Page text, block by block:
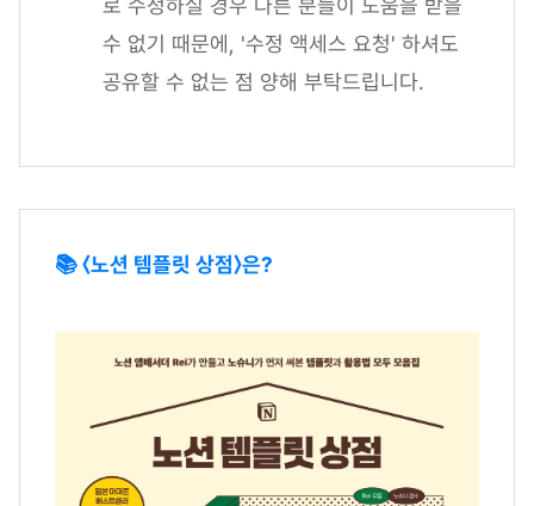
로 수정하실 경우 다른 분들이 도움을 받을
수 없기 때문에, '수정 액세스 요청' 하셔도
공유할 수 없는 점 양해 부탁드립니다.
📚 〈노션 템플릿 상점〉은?